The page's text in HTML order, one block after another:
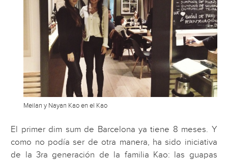
Meilan y Nayan Kao en el Kao
El primer dim sum de Barcelona ya tiene 8 meses. Y
como no podía ser de otra manera, ha sido iniciativa
de la 3ra generación de la familia Kao: las guapas